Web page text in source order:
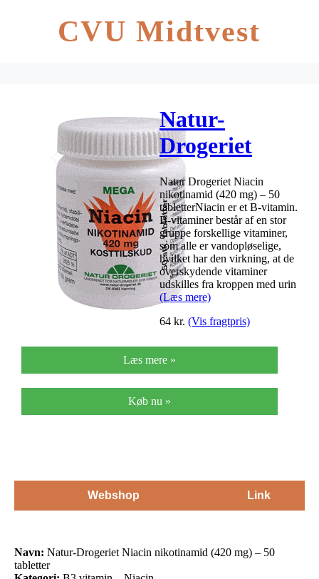
CVU Midtvest
Natur-
Drogeriet
Niacin
nikotinamid
(420 mg) – 50
tabletter
Natur Drogeriet Niacin
nikotinamid (420 mg) – 50
tabletterNiacin er et B-vitamin.
B-vitaminer består af en stor
gruppe forskellige vitaminer,
som alle er vandopløselige,
hvilket har den virkning, at de
overskydende vitaminer
udskilles fra kroppen med urin
(Læs mere)
64 kr. (Vis fragtpris)
Læs mere »
Køb nu »
Webshop Link
Navn: Natur-Drogeriet Niacin nikotinamid (420 mg) – 50
tabletter